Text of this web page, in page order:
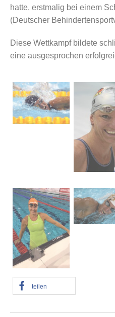
hatte, erstmalig bei einem
(Deutscher
Diese Wettkampf bildete
eine ausgesprochen
teilen